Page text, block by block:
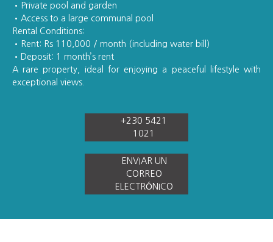
Private pool and garden
Access to a large communal pool
Rental Conditions:
Rent: Rs 110,000 / month (including water bill)
Deposit: 1 month’s rent
A rare property, ideal for enjoying a peaceful lifestyle with
exceptional views.
+230 5421
1021
ENVIAR UN
CORREO
ELECTRÓNICO